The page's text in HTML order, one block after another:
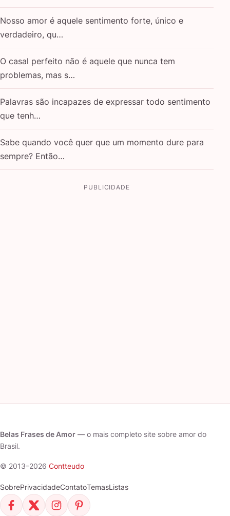
Nosso amor é aquele sentimento forte, único e
verdadeiro, qu…
O casal perfeito não é aquele que nunca tem
problemas, mas s…
Palavras são incapazes de expressar todo sentimento
que tenh…
Sabe quando você quer que um momento dure para
sempre? Então…
PUBLICIDADE
Belas Frases de Amor — o mais completo site sobre amor do
Brasil.
© 2013–2026 Contteudo
SobrePrivacidadeContatoTemasListas